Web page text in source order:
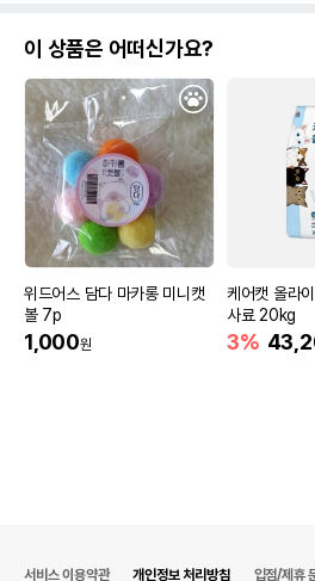
제조자,수입품의 경우
AS책임자와 전화번호
또는 소비자상담 관련
전화번호
어바웃펫//
유통기한
유통기한이 최
이후인 상품이
단, 상품명에 유
유통기한을 따릅
이 상품은 어떠신가요?
위드어스 담다 마카롱 미니캣
볼 7p
1,000원
케어캣 올라
사료 20kg
3%
서비스 이용약관 개인정보 처리방침 입점/제휴